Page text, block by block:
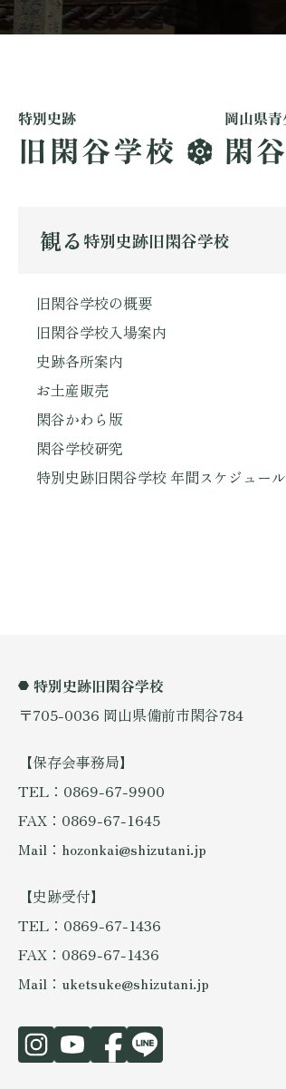
観る特別史跡旧閑谷学校
旧閑谷学校の概要
旧閑谷学校入場案内
史跡各所案内
お土産販売
閑谷かわら版
閑谷学校研究
特別史跡旧閑谷学校 年間スケジュール
特別史跡旧閑谷学校
〒705-0036 岡山県備前市閑谷784
【保存会事務局】
TEL：0869-67-9900
FAX：0869-67-1645
Mail：hozonkai@shizutani.jp
【史跡受付】
TEL：0869-67-1436
FAX：0869-67-1436
Mail：uketsuke@shizutani.jp